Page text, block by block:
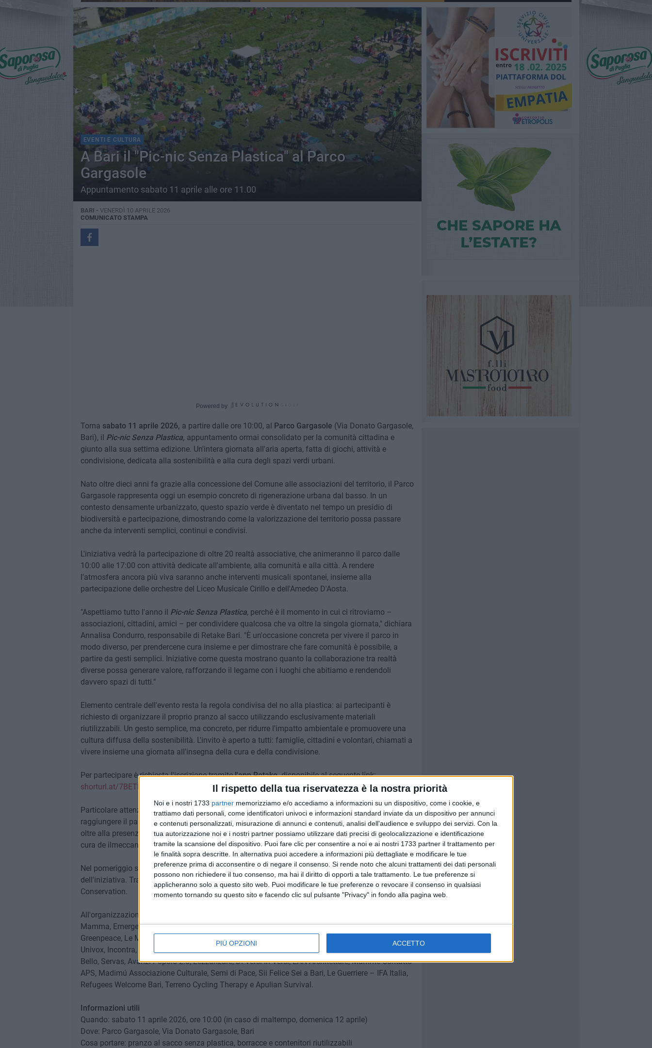
Il rispetto della tua riservatezza è la nostra priorità
Noi e i nostri 1733 partner memorizziamo e/o accediamo a informazioni su un dispositivo, come i cookie, e
trattiamo dati personali, come identificatori univoci e informazioni standard inviate da un dispositivo per annunci
e contenuti personalizzati, misurazione di annunci e contenuti, analisi dell'audience e sviluppo dei servizi. Con la
tua autorizzazione noi e i nostri partner possiamo utilizzare dati precisi di geolocalizzazione e identificazione
tramite la scansione del dispositivo. Puoi fare clic per consentire a noi e ai nostri 1733 partner il trattamento per
le finalità sopra descritte. In alternativa puoi accedere a informazioni più dettagliate e modificare le tue
preferenze prima di acconsentire o di negare il consenso. Si rende noto che alcuni trattamenti dei dati personali
possono non richiedere il tuo consenso, ma hai il diritto di opporti a tale trattamento. Le tue preferenze si
applicheranno solo a questo sito web. Puoi modificare le tue preferenze o revocare il consenso in qualsiasi
momento tornando su questo sito e facendo clic sul pulsante "Privacy" in fondo alla pagina web.
PIÙ OPZIONI ACCETTO
EVENTI E CULTURA
A Bari il "Pic-nic Senza Plastica" al Parco
Gargasole
Appuntamento sabato 11 aprile alle ore 11.00
BARI - VENERDÌ 10 APRILE 2026
COMUNICATO STAMPA
Powered by
Torna sabato 11 aprile 2026, a partire dalle ore 10:00, al Parco Gargasole (Via Donato Gargasole,
Bari), il Pic-nic Senza Plastica, appuntamento ormai consolidato per la comunità cittadina e
giunto alla sua settima edizione. Un'intera giornata all'aria aperta, fatta di giochi, attività e
condivisione, dedicata alla sostenibilità e alla cura degli spazi verdi urbani.
Nato oltre dieci anni fa grazie alla concessione del Comune alle associazioni del territorio, il Parco
Gargasole rappresenta oggi un esempio concreto di rigenerazione urbana dal basso. In un
contesto densamente urbanizzato, questo spazio verde è diventato nel tempo un presidio di
biodiversità e partecipazione, dimostrando come la valorizzazione del territorio possa passare
anche da interventi semplici, continui e condivisi.
L'iniziativa vedrà la partecipazione di oltre 20 realtà associative, che animeranno il parco dalle
10:00 alle 17:00 con attività dedicate all'ambiente, alla comunità e alla città. A rendere
l'atmosfera ancora più viva saranno anche interventi musicali spontanei, insieme alla
partecipazione delle orchestre del Liceo Musicale Cirillo e dell'Amedeo D'Aosta.
"Aspettiamo tutto l'anno il Pic-nic Senza Plastica, perché è il momento in cui ci ritroviamo –
associazioni, cittadini, amici – per condividere qualcosa che va oltre la singola giornata," dichiara
Annalisa Condurro, responsabile di Retake Bari. "È un'occasione concreta per vivere il parco in
modo diverso, per prendercene cura insieme e per dimostrare che fare comunità è possibile, a
partire da gesti semplici. Iniziative come questa mostrano quanto la collaborazione tra realtà
diverse possa generare valore, rafforzando il legame con i luoghi che abitiamo e rendendoli
davvero spazi di tutti."
Elemento centrale dell'evento resta la regola condivisa del no alla plastica: ai partecipanti è
richiesto di organizzare il proprio pranzo al sacco utilizzando esclusivamente materiali
riutilizzabili. Un gesto semplice, ma concreto, per ridurre l'impatto ambientale e promuovere una
cultura diffusa della sostenibilità. L'invito è aperto a tutti: famiglie, cittadini e volontari, chiamati a
vivere insieme una giornata all'insegna della cura e della condivisione.
Per partecipare è richiesta l'iscrizione tramitel'app Retake,disponibile al seguente link:
shorturl.at/7BETK
Particolare attenzione sarà dedicata anche alla mobilità sostenibile: gli organizzatori invitano a
raggiungere il parco in bicicletta. Per chi sceglierà le due ruote, è previsto un piccolo omaggio,
oltre alla presenza di un punto "gonfia e ripara" attivo per tutta la durata della manifestazione, a
cura de ilmeccanico70126.
Nel pomeriggio si terrà la tradizionale Lotteria del Parco, con premi coerenti con i valori
dell'iniziativa. Tra questi, un'esperienza di ricerca a bordo del catamarano della Jonian Dolphin
Conservation.
All'organizzazione partecipano numerose associazioni del territorio, tra cui Centro Hara, Seconda
Mamma, Emergency, Autoctoni, Fondazione Giovanni Paolo II, Ortocircuito, Plastic Free,
Greenpeace, Le Meraviglie, Sinapsi Kiné, Fallo con noi Eventi, Indi Comunità Mauriziana, APE,
Univox, Incontra, Eugema Onlus, Tou Play, Cooperativa Progetto Città – Centro Ludico Don Tonino
Bello, Servas, Avanzi Popolo 2.0, Lezzanzare, Di-Versi in Versi, LAN Architetture, Mamme Contatto
APS, Madimú Associazione Culturale, Semi di Pace, Sii Felice Sei a Bari, Le Guerriere – IFA Italia,
Refugees Welcome Bari, Terreno Cycling Therapy e Apulian Survival.
Informazioni utili
Quando: sabato 11 aprile 2026, ore 10:00 (in caso di maltempo, domenica 12 aprile)
Dove: Parco Gargasole, Via Donato Gargasole, Bari
Cosa portare: pranzo al sacco senza plastica, borracce e contenitori riutilizzabili